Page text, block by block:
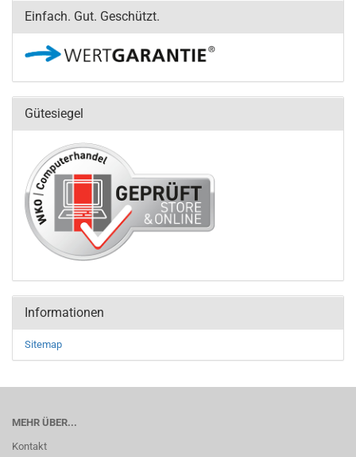
Einfach. Gut. Geschützt.
Gütesiegel
Informationen
Sitemap
MEHR ÜBER...
Kontakt